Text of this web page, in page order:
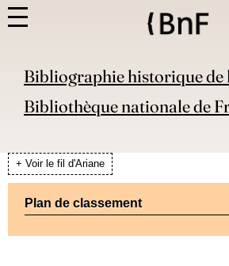
Bibliographie historique de
Bibliothèque nationale de
+ Voir le fil d'Ariane
Plan de classement